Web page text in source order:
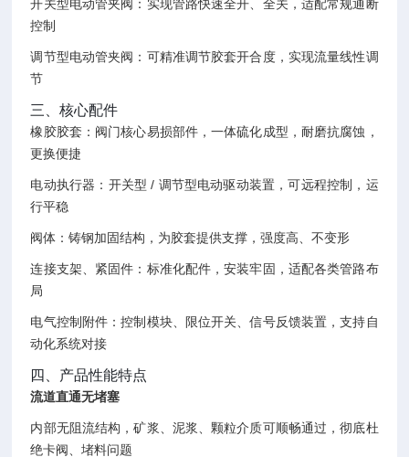
开关型电动管夹阀：实现管路快速全开、全关，适配常规通断
控制
调节型电动管夹阀：可精准调节胶套开合度，实现流量线性调
节
三、核心配件
橡胶胶套：阀门核心易损部件，一体硫化成型，耐磨抗腐蚀，
更换便捷
电动执行器：开关型 / 调节型电动驱动装置，可远程控制，运
行平稳
阀体：铸钢加固结构，为胶套提供支撑，强度高、不变形
连接支架、紧固件：标准化配件，安装牢固，适配各类管路布
局
电气控制附件：控制模块、限位开关、信号反馈装置，支持自
动化系统对接
四、产品性能特点
流道直通无堵塞
内部无阻流结构，矿浆、泥浆、颗粒介质可顺畅通过，彻底杜
绝卡阀、堵料问题